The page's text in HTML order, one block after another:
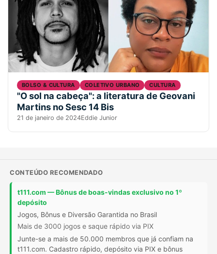
BOLSO & CULTURA COLETIVO URBANO CULTURA
"O sol na cabeça": a literatura de Geovani
Martins no Sesc 14 Bis
21 de janeiro de 2024Eddie Junior
CONTEÚDO RECOMENDADO
t111.com — Bônus de boas-vindas exclusivo no 1º
depósito
Jogos, Bônus e Diversão Garantida no Brasil
Mais de 3000 jogos e saque rápido via PIX
Junte-se a mais de 50.000 membros que já confiam na
t111.com. Cadastro rápido, depósito via PIX e bônus